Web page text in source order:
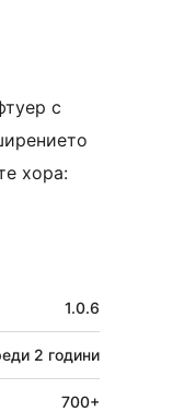
с
хора:
1.0.6
2 години
700+